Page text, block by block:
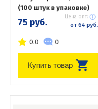
(100 штук в упаковке)
75 руб. Цена опт:
от 64 руб.
0.0 0
Купить товар